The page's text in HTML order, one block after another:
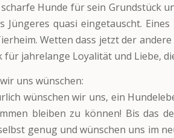
Hunde für sein Grundstück
Jüngeres quasi eingetauscht.
Wetten dass jetzt der
für jahrelange Loyalität und Liebe,
uns wünschen:
wünschen wir uns, ein
bleiben zu können! Bis das
genug und wünschen uns im